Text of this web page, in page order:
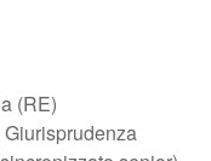
(RE)